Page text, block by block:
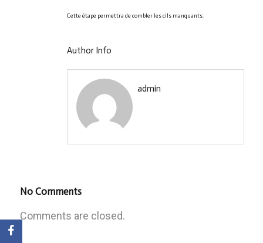
Cette étape permettra de combler les cils manquants.
Author Info
admin
No Comments
Comments are closed.